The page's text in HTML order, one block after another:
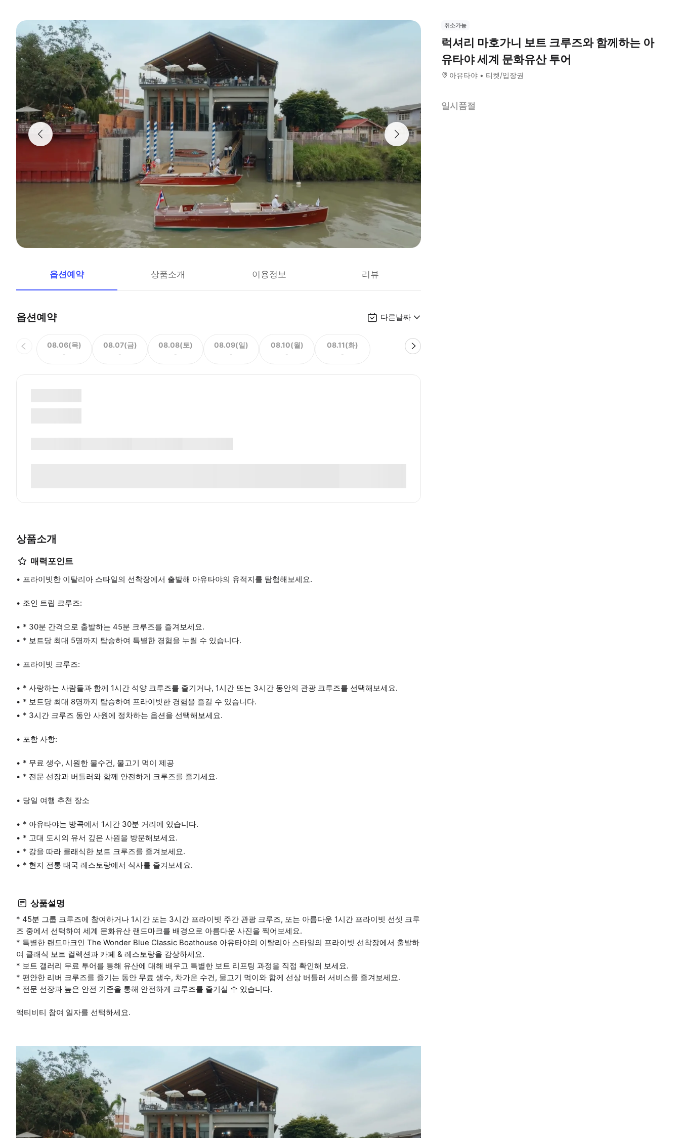
옵션예약 상품소개 이용정보 리뷰
옵션예약 다른날짜
08.06(목)
-
08.07(금)
-
08.08(토)
-
08.09(일)
-
08.10(월)
-
08.11(화)
-
상품소개
매력포인트
프라이빗한 이탈리아 스타일의 선착장에서 출발해 아유타야의 유적지를 탐험해보세요.
조인 트립 크루즈:
* 30분 간격으로 출발하는 45분 크루즈를 즐겨보세요.
* 보트당 최대 5명까지 탑승하여 특별한 경험을 누릴 수 있습니다.
프라이빗 크루즈:
* 사랑하는 사람들과 함께 1시간 석양 크루즈를 즐기거나, 1시간 또는 3시간 동안의 관광 크루즈를 선택해보세요.
* 보트당 최대 8명까지 탑승하여 프라이빗한 경험을 즐길 수 있습니다.
* 3시간 크루즈 동안 사원에 정차하는 옵션을 선택해보세요.
포함 사항:
* 무료 생수, 시원한 물수건, 물고기 먹이 제공
* 전문 선장과 버틀러와 함께 안전하게 크루즈를 즐기세요.
당일 여행 추천 장소
* 아유타야는 방콕에서 1시간 30분 거리에 있습니다.
* 고대 도시의 유서 깊은 사원을 방문해보세요.
* 강을 따라 클래식한 보트 크루즈를 즐겨보세요.
* 현지 전통 태국 레스토랑에서 식사를 즐겨보세요.
상품설명
* 45분 그룹 크루즈에 참여하거나 1시간 또는 3시간 프라이빗 주간 관광 크루즈, 또는 아름다운 1시간 프라이빗 선셋 크루
즈 중에서 선택하여 세계 문화유산 랜드마크를 배경으로 아름다운 사진을 찍어보세요.
* 특별한 랜드마크인 The Wonder Blue Classic Boathouse 아유타야의 이탈리아 스타일의 프라이빗 선착장에서 출발하
여 클래식 보트 컬렉션과 카페 & 레스토랑을 감상하세요.
* 보트 갤러리 무료 투어를 통해 유산에 대해 배우고 특별한 보트 리프팅 과정을 직접 확인해 보세요.
* 편안한 리버 크루즈를 즐기는 동안 무료 생수, 차가운 수건, 물고기 먹이와 함께 선상 버틀러 서비스를 즐겨보세요.
* 전문 선장과 높은 안전 기준을 통해 안전하게 크루즈를 즐기실 수 있습니다.
액티비티 참여 일자를 선택하세요.
취소가능
럭셔리 마호가니 보트 크루즈와 함께하는 아
유타야 세계 문화유산 투어
아유타야 티켓/입장권
일시품절